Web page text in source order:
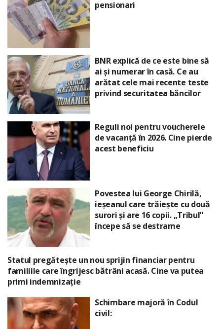
pensionari
BNR explică de ce este bine să
ai și numerar în casă. Ce au
arătat cele mai recente teste
privind securitatea băncilor
Reguli noi pentru voucherele
de vacanță în 2026. Cine pierde
acest beneficiu
Povestea lui George Chirilă,
ieșeanul care trăiește cu două
surori și are 16 copii. „Tribul”
începe să se destrame
Statul pregătește un nou sprijin financiar pentru
familiile care îngrijesc bătrâni acasă. Cine va putea
primi indemnizație
Schimbare majoră în Codul
civil: